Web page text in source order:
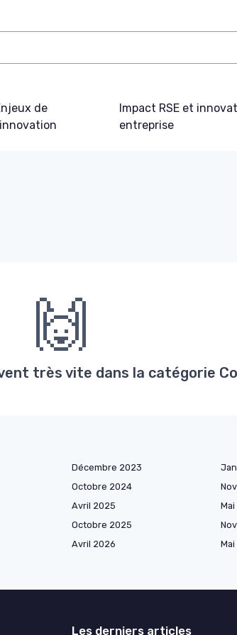
de
Impact RSE et
entreprise
🙌
très vite dans la catégorie
Décembre 2023
Octobre 2024
Avril 2025
Octobre 2025
Avril 2026
Les derniers articles